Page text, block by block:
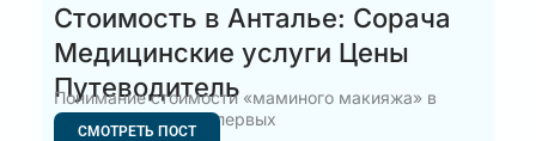
Стоимость в Анталье: Сорача
Медицинские услуги Цены
Путеводитель
Понимание стоимости «маминого макияжа» в
Анталье — один из первых
СМОТРЕТЬ ПОСТ